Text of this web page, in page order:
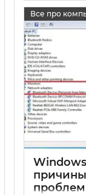
17 05 2025
Все про